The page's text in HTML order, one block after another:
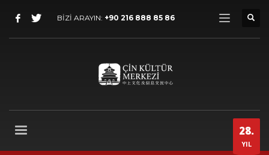
BİZİ ARAYIN: +90 216 888 85 86
28.
YIL